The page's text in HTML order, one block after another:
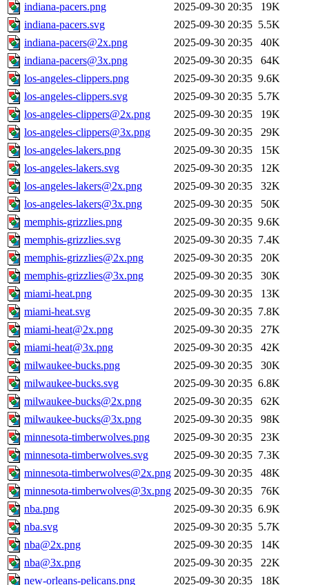
indiana-pacers.png
2025-09-30 20:35
19K
indiana-pacers.svg
2025-09-30 20:35 5.5K
indiana-pacers@2x.png
2025-09-30 20:35
40K
indiana-pacers@3x.png
2025-09-30 20:35
64K
los-angeles-clippers.png
2025-09-30 20:35 9.6K
los-angeles-clippers.svg
2025-09-30 20:35 5.7K
los-angeles-clippers@2x.png
2025-09-30 20:35
19K
los-angeles-clippers@3x.png
2025-09-30 20:35
29K
los-angeles-lakers.png
2025-09-30 20:35
15K
los-angeles-lakers.svg
2025-09-30 20:35
12K
los-angeles-lakers@2x.png
2025-09-30 20:35
32K
los-angeles-lakers@3x.png
2025-09-30 20:35
50K
memphis-grizzlies.png
2025-09-30 20:35 9.6K
memphis-grizzlies.svg
2025-09-30 20:35 7.4K
memphis-grizzlies@2x.png
2025-09-30 20:35
20K
memphis-grizzlies@3x.png
2025-09-30 20:35
30K
miami-heat.png
2025-09-30 20:35
13K
miami-heat.svg
2025-09-30 20:35 7.8K
miami-heat@2x.png
2025-09-30 20:35
27K
miami-heat@3x.png
2025-09-30 20:35
42K
milwaukee-bucks.png
2025-09-30 20:35
30K
milwaukee-bucks.svg
2025-09-30 20:35 6.8K
milwaukee-bucks@2x.png
2025-09-30 20:35
62K
milwaukee-bucks@3x.png
2025-09-30 20:35
98K
minnesota-timberwolves.png
2025-09-30 20:35
23K
minnesota-timberwolves.svg
2025-09-30 20:35 7.3K
minnesota-timberwolves@2x.png 2025-09-30 20:35
48K
minnesota-timberwolves@3x.png 2025-09-30 20:35
76K
nba.png
2025-09-30 20:35 6.9K
nba.svg
2025-09-30 20:35 5.7K
nba@2x.png
2025-09-30 20:35
14K
nba@3x.png
2025-09-30 20:35
22K
new-orleans-pelicans.png
2025-09-30 20:35 18K